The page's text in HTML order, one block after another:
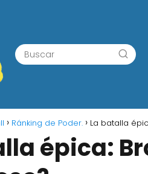
Ránking de Poder. La batalla
épica: